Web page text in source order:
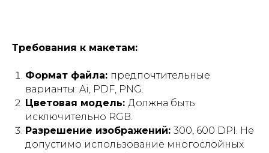
Требования к макетам:
Формат файла: предпочтительные
варианты: Ai, PDF, PNG.
Цветовая модель: Должна быть
исключительно RGB.
Разрешение изображений: 300, 600 DPI. Не
допустимо использование многослойных